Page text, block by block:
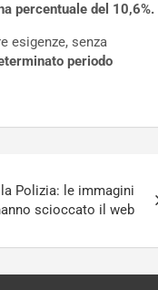
percentuale del 10,6%.
esigenze, senza
periodo
Polizia: le immagini
scioccato il web